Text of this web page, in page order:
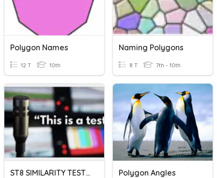
Polygon Names
12 T 10th
Naming Polygons
8 T 7th - 10th
ST8 SIMILARITY TEST (SIDES, PERIMETER, & AREA) Polygon Angles